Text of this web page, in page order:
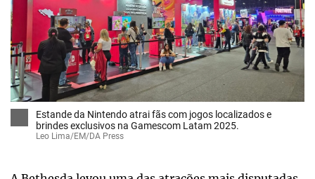
Estande da Nintendo atrai fãs com jogos localizados e
brindes exclusivos na Gamescom Latam 2025.
Leo Lima/EM/DA Press